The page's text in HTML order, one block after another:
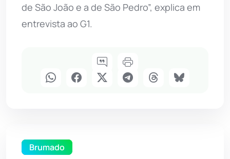
de São João e a de São Pedro”, explica em
entrevista ao G1.
Brumado